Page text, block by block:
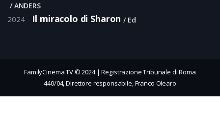
ANDERS
2024 Il miracolo di Sharon Ed
FamilyCinema TV © 2024 | Registrazione Tribunale di Roma
440/04, Direttore responsabile, Franco Olearo